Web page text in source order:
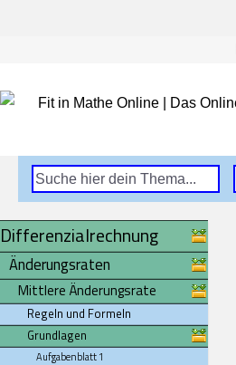
Differenzialrechnung
Änderungsraten
Mittlere Änderungsrate
Regeln und Formeln
Grundlagen
Aufgabenblatt 1